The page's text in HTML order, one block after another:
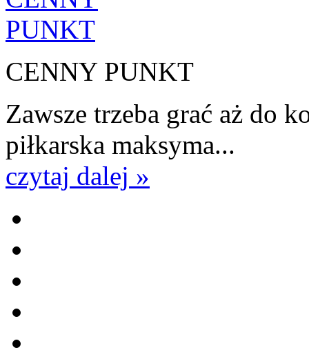
CENNY PUNKT
Zawsze trzeba grać aż do
piłkarska maksyma...
czytaj dalej »